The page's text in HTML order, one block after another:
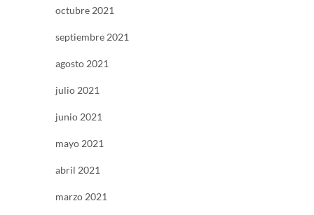
octubre 2021
septiembre 2021
agosto 2021
julio 2021
junio 2021
mayo 2021
abril 2021
marzo 2021